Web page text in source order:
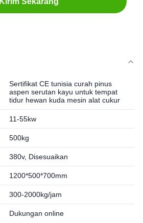
Sertifikat CE tunisia curah pinus
aspen serutan kayu untuk tempat
tidur hewan kuda mesin alat cukur
11-55kw
500kg
380v, Disesuaikan
1200*500*700mm
300-2000kg/jam
Dukungan online